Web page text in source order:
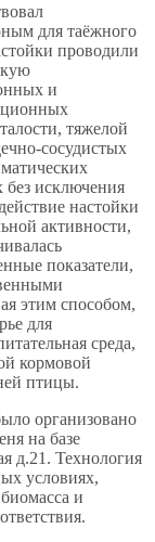
для таёжного
проводили
и
тяжелой
сосудистых
без исключения
настойки
активности,
показатели,
этим способом,
для
среда,
кормовой
птицы.
организовано
на базе
д.21. Технология
условиях,
и